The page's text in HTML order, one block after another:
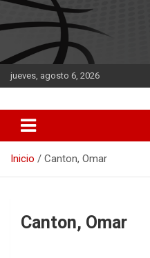
Saltar
al
contenido
jueves, agosto 6, 2026
DATA Basquet
Inicio Canton, Omar
Canton, Omar